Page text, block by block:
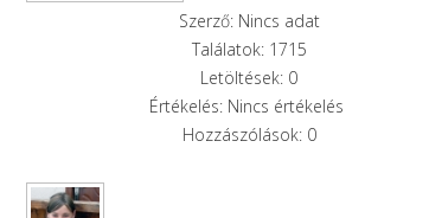
Szerző: Nincs adat
Találatok: 1715
Letöltések: 0
Értékelés: Nincs értékelés
Hozzászólások: 0